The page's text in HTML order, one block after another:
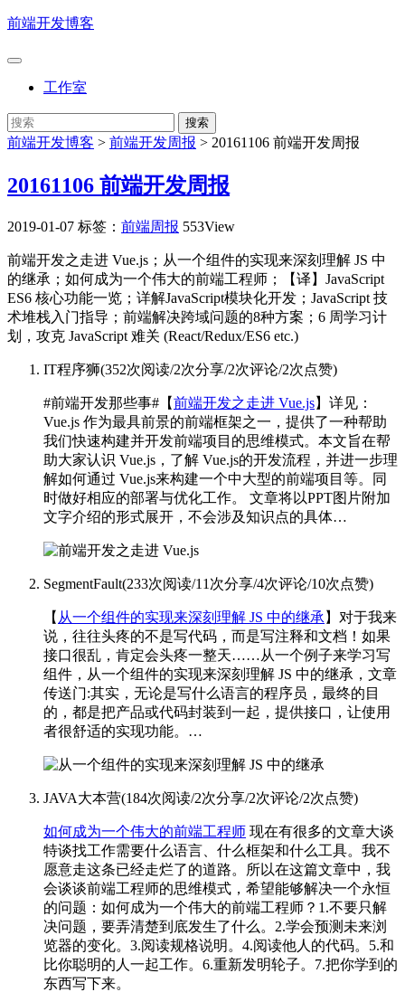
前端开发博客
工作室
前端开发博客 > 前端开发周报 > 20161106 前端开发周报
20161106 前端开发周报
2019-01-07 标签： 前端周报 553View
前端开发之走进 Vue.js；从一个组件的实现来深刻理解 JS 中
的继承；如何成为一个伟大的前端工程师；【译】JavaScript
ES6 核心功能一览；详解JavaScript模块化开发；JavaScript 技
术堆栈入门指导；前端解决跨域问题的8种方案；6 周学习计
划，攻克 JavaScript 难关 (React/Redux/ES6 etc.)
IT程序狮(352次阅读/2次分享/2次评论/2次点赞)
#前端开发那些事#【前端开发之走进 Vue.js】详见：
Vue.js 作为最具前景的前端框架之一，提供了一种帮助
我们快速构建并开发前端项目的思维模式。本文旨在帮
助大家认识 Vue.js，了解 Vue.js的开发流程，并进一步理
解如何通过 Vue.js来构建一个中大型的前端项目等。
同
时做好相应的部署与优化工作。 文章将以PPT图片附加
文字介绍的形式展开，不会涉及知识点的具体…
SegmentFault(233次阅读/11次分享/4次评论/10次点赞)
【 从一个组件的实现来深刻理解 JS 中的继承 】对于我来
说，往往头疼的不是写代码，而是写注释和文档！如果
接口很乱，肯定会头疼一整天……从一个例子来学习写
组件，从一个组件的实现来深刻理解 JS 中的继承，文章
传送门:其实，无论是写什么语言的程序员，最终的目
的，都是把产品或代码封装到一起，提供接口，让使用
者很舒适的实现功能。…
JAVA大本营(184次阅读/2次分享/2次评论/2次点赞)
如何成为一个伟大的前端工程师 现在有很多的文章大谈
特谈找工作需要什么语言、什么框架和什么工具。我不
愿意走这条已经走烂了的道路。所以在这篇文章中，我
会谈谈前端工程师的思维模式，希望能够解决一个永恒
的问题：如何成为一个伟大的前端工程师？1.不要只解
决问题，要弄清楚到底发生了什么。2.学会预测未来浏
览器的变化。3.阅读规格说明。4.阅读他人的代码。5.和
比你聪明的人一起工作。6.重新发明轮子。7.把你学到的
东西写下来。